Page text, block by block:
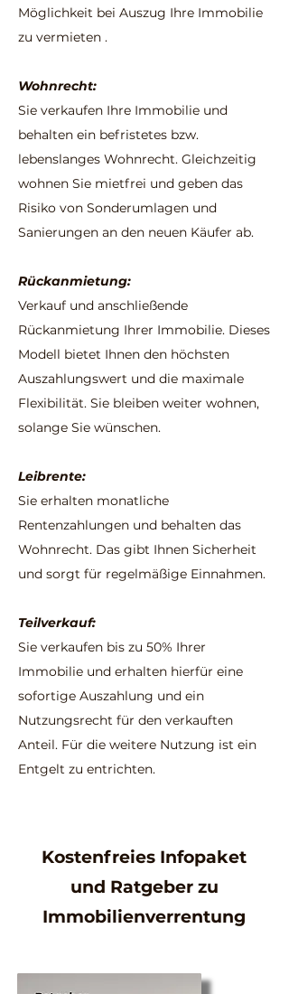
Möglichkeit bei Auszug Ihre Immobilie
zu vermieten .
Wohnrecht:
Sie verkaufen Ihre Immobilie und
behalten ein befristetes bzw.
lebenslanges Wohnrecht. Gleichzeitig
wohnen Sie mietfrei und geben das
Risiko von Sonderumlagen und
Sanierungen an den neuen Käufer ab.
Rückanmietung:
Verkauf und anschließende
Rückanmietung Ihrer Immobilie. Dieses
Modell bietet Ihnen den höchsten
Auszahlungswert und die maximale
Flexibilität. Sie bleiben weiter wohnen,
solange Sie wünschen.
Leibrente:
Sie erhalten monatliche
Rentenzahlungen und behalten das
Wohnrecht. Das gibt Ihnen Sicherheit
und sorgt für regelmäßige Einnahmen.
Teilverkauf:
Sie verkaufen bis zu 50% Ihrer
Immobilie und erhalten hierfür eine
sofortige Auszahlung und ein
Nutzungsrecht für den verkauften
Anteil. Für die weitere Nutzung ist ein
Entgelt zu entrichten.
Kostenfreies Infopaket
und Ratgeber zu
Immobilienverrentung